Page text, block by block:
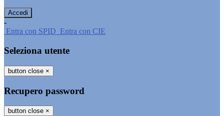
-
Entra con SPID Entra con CIE
Seleziona utente
button close ×
Recupero password
button close ×